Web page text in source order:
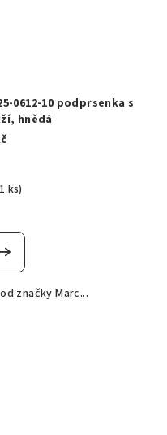
0612-10 podprsenka s
hnědá
ks)
značky Marc...